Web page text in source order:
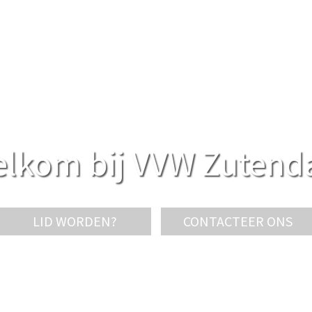
bij VVW
LID WORDEN? CONTACTEER ONS